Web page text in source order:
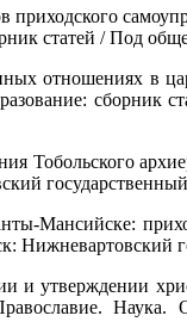
статей / Под
отношениях в
Тобольского
Мансийске:
и утверждении
Наука.